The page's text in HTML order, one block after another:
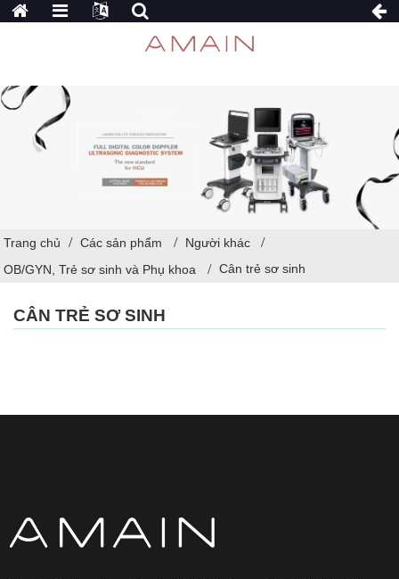
Trang chủ Các sản phẩm
Người khác
OB/GYN, Trẻ sơ sinh và Phụ khoa
Cân trẻ sơ sinh
CÂN TRẺ SƠ SINH